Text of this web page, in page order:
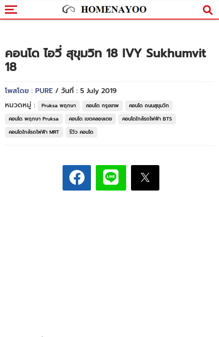
คอนโด ไอวี่ สุขุมวิท 18 IVY Sukhumvit
18
โพสโดย : PURE / วันที่ : 5 July 2019
หมวดหมู่ :
Pruksa พฤกษา คอนโด กรุงเทพ
คอนโด ถนนสุขุมวิท
คอนโด พฤกษา Pruksa
คอนโด เขตคลองเตย
คอนโดใกล้รถไฟฟ้า BTS
คอนโดใกล้รถไฟฟ้า MRT
รีวิว คอนโด